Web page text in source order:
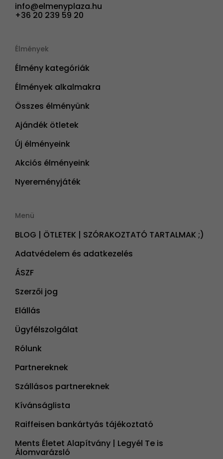
info@elmenyplaza.hu
+36 20 239 59 20
Élmények
Élmény kategóriák
Élmények alkalmakra
Összes élményünk
Ajándék ötletek
Új élményeink
Akciós élményeink
Nyereményjáték
Menü
BLOG | ÖTLETEK | SZÓRAKOZTATÓ TARTALMAK ;)
Adatvédelem és adatkezelés
ÁSZF
Szerzői jog
Elállás
Ügyfélszolgálat
Rólunk
Partnereknek
Szállásos partnereknek
Kívánságlista
Raiffeisen bankártyás tájékoztató
Ments Életet Alapítvány | Legyél Te is
Álomvarázsló